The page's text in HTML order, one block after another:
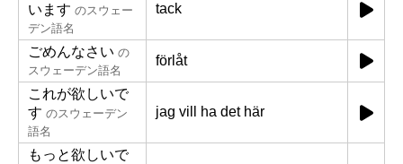
います のスウェー
デン語名
tack
ごめんなさい の
スウェーデン語名
förlåt
これが欲しいで
す のスウェーデン
語名
jag vill ha det här
もっと欲しいで